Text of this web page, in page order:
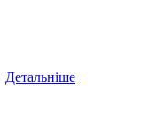
Детальніше